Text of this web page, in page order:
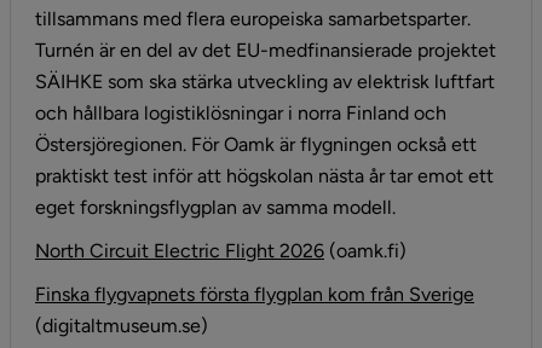
tillsammans med flera europeiska samarbetsparter.
Turnén är en del av det EU-medfinansierade projektet
SÄIHKE som ska stärka utveckling av elektrisk luftfart
och hållbara logistiklösningar i norra Finland och
Östersjöregionen. För Oamk är flygningen också ett
praktiskt test inför att högskolan nästa år tar emot ett
eget forskningsflygplan av samma modell.
North Circuit Electric Flight 2026Länk till annan
(oamk.fi)
Finska flygvapnets första flygplan kom från Sverige
(digitaltmuseum.se)